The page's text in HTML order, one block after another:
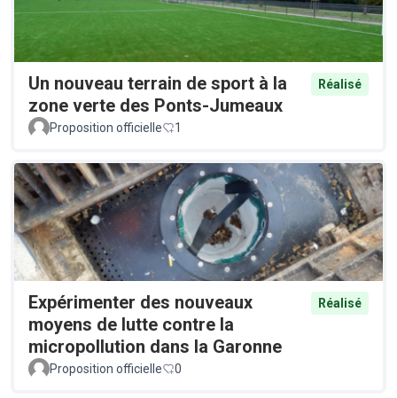
Un nouveau terrain de sport à la
zone verte des Ponts-Jumeaux
Réalisé
Proposition officielle 1
Expérimenter des nouveaux
moyens de lutte contre la
micropollution dans la Garonne
Réalisé
Proposition officielle 0